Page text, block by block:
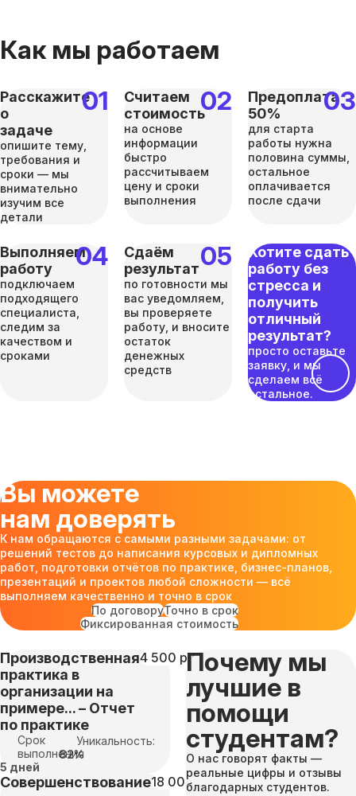
Как мы работаем
Расскажите
о
задаче
опишите тему,
требования и
сроки — мы
внимательно
изучим все
детали
Считаем
стоимость
на основе
информации
быстро
рассчитываем
цену и сроки
выполнения
Предоплата
50%
для старта
работы нужна
половина суммы,
остальное
оплачивается
после сдачи
Выполняем
работу
подключаем
подходящего
специалиста,
следим за
качеством и
сроками
Сдаём
результат
по готовности мы
вас уведомляем,
вы проверяете
работу, и вносите
остаток
денежных
средств
Хотите сдать
работу без
стресса и
получить
отличный
результат?
просто оставьте
заявку, и мы
сделаем всё
остальное.
Вы можете
нам доверять
К нам обращаются с самыми разными задачами: от
решений тестов до написания курсовых и дипломных
работ, подготовки отчётов по практике, бизнес-планов,
презентаций и проектов любой сложности — всё
выполняем качественно и точно в срок
По договоруТочно в срок
Фиксированная стоимость
Производственная
практика в
организации на
примере... – Отчет
по практике
4 500 руб
Срок
выполнения
5 дней
Уникальность:
82%
Совершенствование18 000 руб
Почему мы
лучшие в
помощи
студентам?
О нас говорят факты —
реальные цифры и отзывы
благодарных студентов.